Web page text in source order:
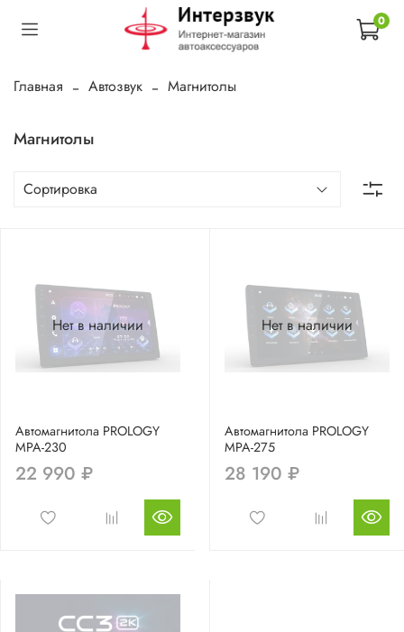
0
Главная Автозвук Магнитолы
Магнитолы
Нет в наличии
Автомагнитола PROLOGY
MPA-230
22 990 ₽
Нет в наличии
Автомагнитола PROLOGY
MPA-275
28 190 ₽